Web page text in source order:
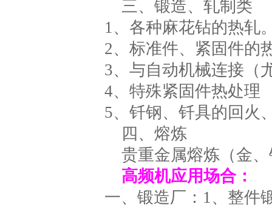
三、锻造、轧制类
1、各种麻花钻的热轧
2、标准件、紧固件的
3、与自动机械连接（
4、特殊紧固件热处理
5、钎钢、钎具的回火
四、熔炼
贵重金属熔炼（金
高频机应用场合：
一、锻造厂：1、整件